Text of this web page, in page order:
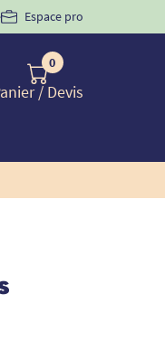
Espace pro
0
/ Devis